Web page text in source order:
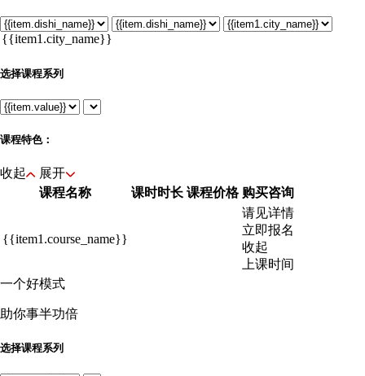
选择课程系列
课程特色：
收起
展开
课程名称
课时时长 课程价格 购买咨询
{{item1.course_name}}
请见详情
立即报名
收起
上课时间
一个好模式
助你事半功倍
选择课程系列